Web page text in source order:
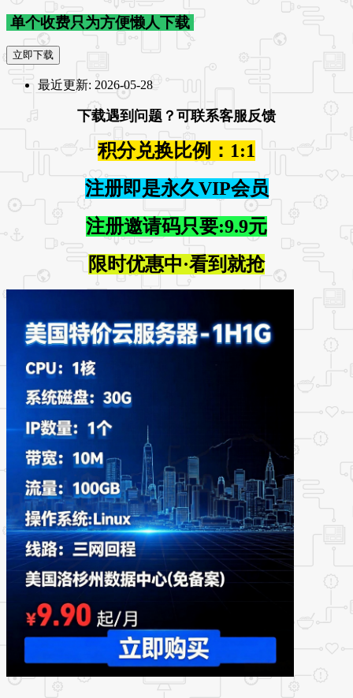
单个收费只为方便懒人下载
立即下载
最近更新: 2026-05-28
下载遇到问题？可联系客服反馈
积分兑换比例：1:1
注册即是永久VIP会员
注册邀请码只要:9.9元
限时优惠中·看到就抢